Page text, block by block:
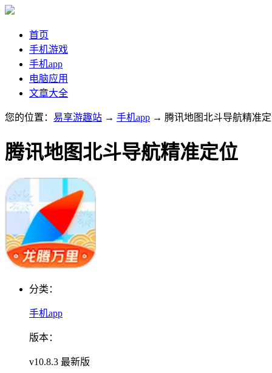
首页
手机游戏
手机app
电脑应用
文章大全
您的位置： 易享游趣站 → 手机app → 腾讯地图北斗导航精准
腾讯地图北斗导航精准定位
分类：
手机app
版本：
v10.8.3 最新版